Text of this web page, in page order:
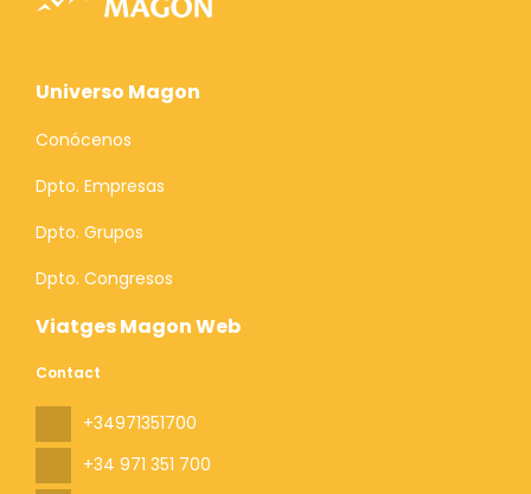
Viatges Magon Web
Contact
+34971351700
+34 971 351 700
Universo Magon
Conócenos
Dpto. Empresas
Dpto. Grupos
Dpto. Congresos